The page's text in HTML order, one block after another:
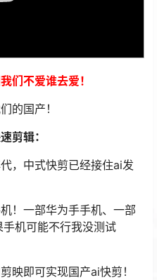
们不爱谁去爱！
的国产！
剪辑：
，中式快剪已经接住ai发
！一部华为手手机、一部
机可能不行我没测试
映即可实现国产ai快剪！